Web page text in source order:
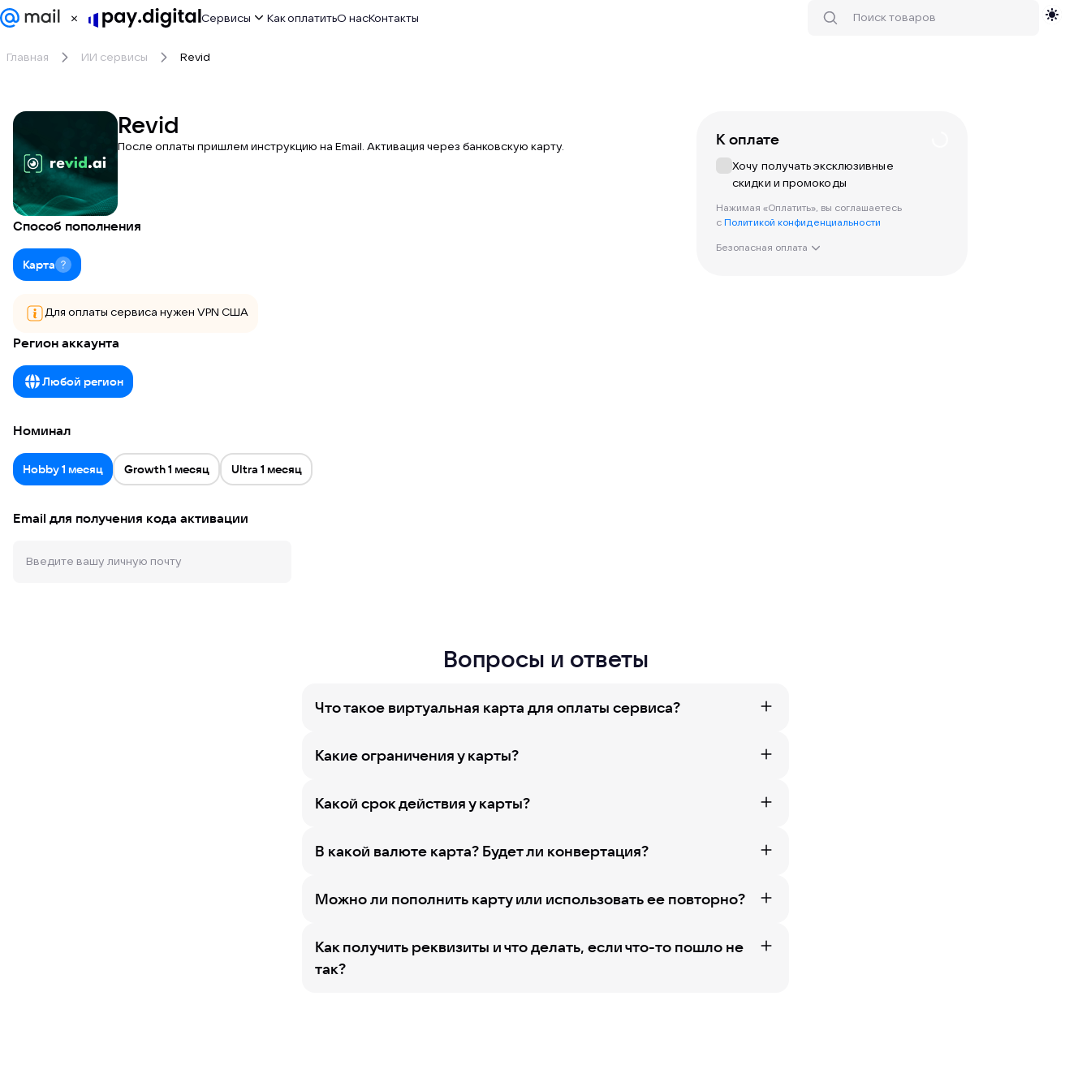
Сервисы
Развлечения
Как оплатитьО насКонтакты
Главная ИИ сервисы Revid
Revid
После оплаты пришлем инструкцию на Email. Активация через банковскую карту.
Способ пополнения
Карта
Для оплаты сервиса нужен VPN США
Регион аккаунта
Любой регион
Номинал
Hobby 1 месяц Growth 1 месяц Ultra 1 месяц
Email для получения кода активации
К оплате
Хочу получать эксклюзивные
скидки и промокоды
Нажимая «Оплатить», вы соглашаетесь
с Политикой конфиденциальности
Безопасная оплата
Вопросы и ответы
Что такое виртуальная карта для оплаты сервиса?
Какие ограничения у карты?
Какой срок действия у карты?
В какой валюте карта? Будет ли конвертация?
Можно ли пополнить карту или использовать ее повторно?
Как получить реквизиты и что делать, если что-то пошло не
так?